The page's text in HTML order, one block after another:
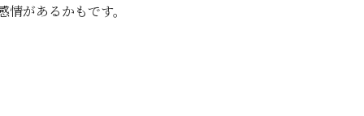
があるかもです。